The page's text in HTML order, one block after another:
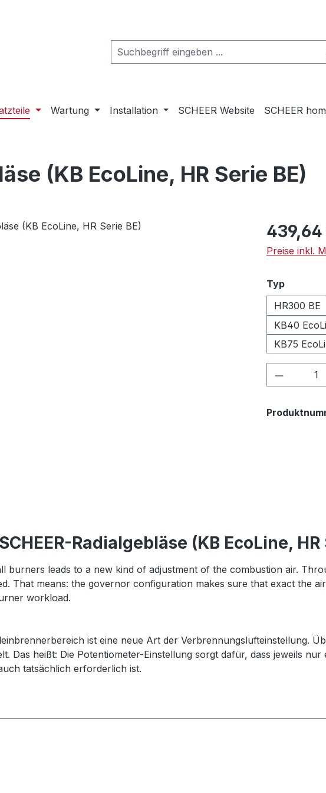
Wartung Installation SCHEER Website SCHEER
(KB EcoLine, HR Serie BE)
Regulärer
439,64
Preise inkl.
Typ
HR300 BE
KB40
KB75
Radialgebläse (KB EcoLine, HR
burners leads to a new kind of adjustment of the combustion air.
That means: the governor configuration makes sure that exact the
workload.
ist eine neue Art der Verbrennungslufteinstellung.
Das heißt: Die Potentiometer-Einstellung sorgt dafür, dass jeweils
tatsächlich erforderlich ist.